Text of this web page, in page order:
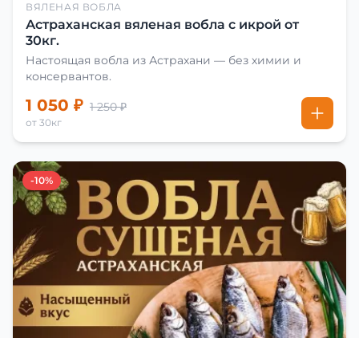
ВЯЛЕНАЯ ВОБЛА
Астраханская вяленая вобла с икрой от
30кг.
Настоящая вобла из Астрахани — без химии и
консервантов.
1 050 ₽ 1 250 ₽
от 30кг
-10%